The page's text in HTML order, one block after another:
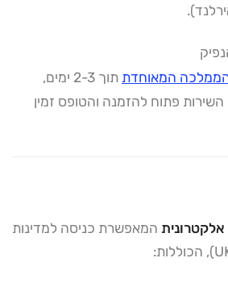
הממלכה המאוחדת
תוך 2-3 ימים,
בלבד. השירות פתוח להזמנה והטופס זמין
אלקטרונית המאפשרת כניסה למדינות